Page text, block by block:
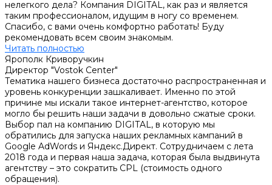
нелегкого дела? Компания DIGITAL, как раз и является
таким профессионалом, идущим в ногу со временем.
Спасибо, с вами очень комфортно работать! Буду
рекомендовать всем своим знакомым.
Читать полностью
Ярополк Криворучкин
Директор "Vostok Center"
Тематика нашего бизнеса достаточно распространенная и
уровень конкуренции зашкаливает. Именно по этой
причине мы искали такое интернет-агентство, которое
могло бы решить наши задачи в довольно сжатые сроки.
Выбор пал на компанию DIGITAL, в которую мы
обратились для запуска наших рекламных кампаний в
Google AdWords и Яндекс.Директ. Сотрудничаем с лета
2018 года и первая наша задача, которая была выдвинута
агентству – это сократить CPL (стоимость одного
обращения).